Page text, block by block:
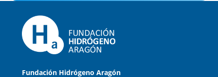
Fundación Hidrógeno Aragón